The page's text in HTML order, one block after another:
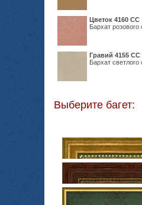
Цветок 4160 СС
Бархат розового
Гравий 4155 СС
Бархат светлого
Выберите багет: